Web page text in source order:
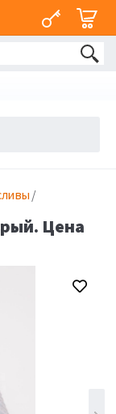
/
Цена